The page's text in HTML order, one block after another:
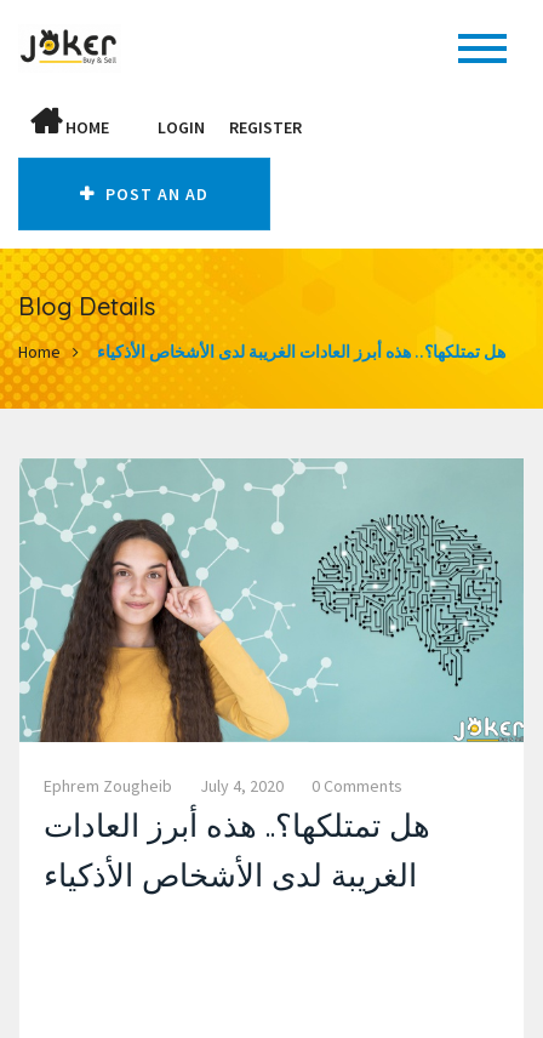
HOME LOGIN REGISTER
POST AN AD
Blog Details
Home هل تمتلكها؟.. هذه أبرز العادات الغريبة لدى الأشخاص الأذكياء
Ephrem Zougheib July 4, 2020 0 Comments
هل تمتلكها؟.. هذه أبرز العادات
الغريبة لدى الأشخاص الأذكياء